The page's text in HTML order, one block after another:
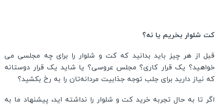
کت شلوار بخریم یا نه؟
قبل از هر چیز باید بدانید که کت و شلوار را برای چه مجلسی می
خواهید؟ یک قرار کاری؟ مجلس عروسی؟ یا شاید یک قرار دوستانه
که نیاز دارید برای جلب توجه جذابیت مردانه‌تان را به رخ بکشید؟
اگر تا به حال تجربه خرید کت و شلوار را نداشته اید، پیشنهاد ما به